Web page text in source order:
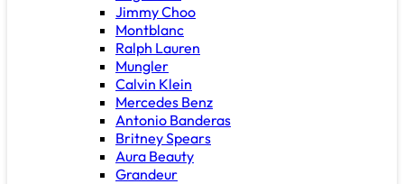
Jimmy Choo
Montblanc
Ralph Lauren
Mungler
Calvin Klein
Mercedes Benz
Antonio Banderas
Britney Spears
Aura Beauty
Grandeur